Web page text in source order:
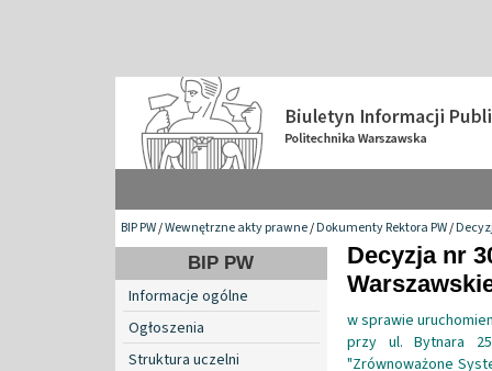
BIP PW/Wewnętrzne akty prawne/Dokumenty Rektora PW/
BIP PW
Informacje ogólne
Ogłoszenia
Struktura uczelni
Decyzja nr
w sprawie
przy ul. Bytnara 25
"Zrównoważone